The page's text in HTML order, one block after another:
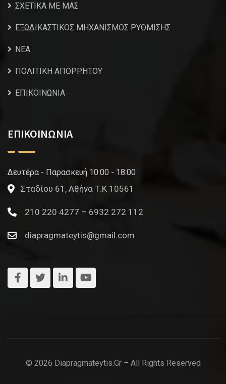
ΣΧΕΤΙΚΑ ΜΕ ΜΑΣ
ΕΞΩΔΙΚΑΣΤΙΚΟΣ ΜΗΧΑΝΙΣΜΟΣ ΡΥΘΜΙΣΗΣ
NEA
ΠΟΛΙΤΙΚΗ ΑΠΟΡΡΗΤΟΥ
ΕΠΙΚΟΙΝΩΝΙΑ
ΕΠΙΚΟΙΝΩΝΙΑ
Δευτέρα - Παρασκευή 10:00 - 18:00
Σταδίου 61, Αθήνα Τ.Κ 10561
210 220 4277 – 6932 272 112
diapragmateytis@gmail.com
© 2026 Diapragmateytis.gr – All Rights Reserved